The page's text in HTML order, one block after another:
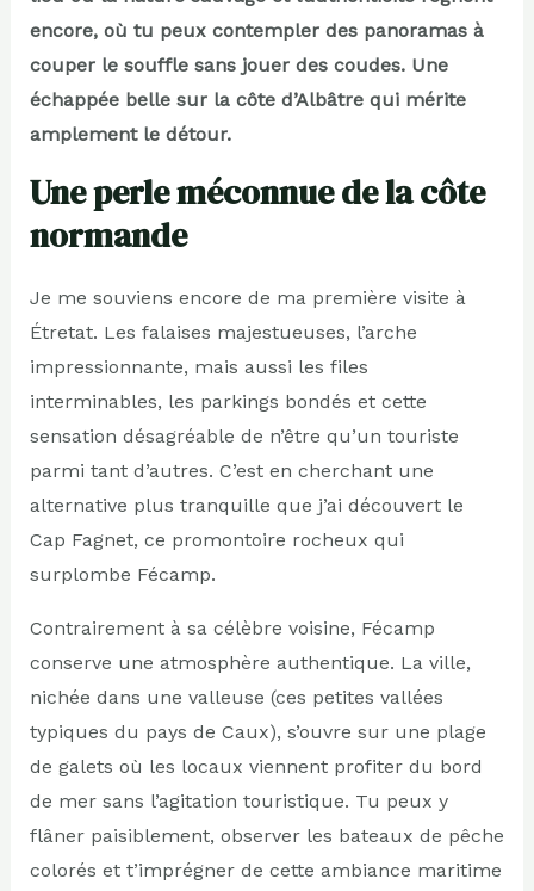
encore, où tu peux contempler des panoramas à
couper le souffle sans jouer des coudes. Une
échappée belle sur la côte d’Albâtre qui mérite
amplement le détour.
Une perle méconnue de la côte
normande
Je me souviens encore de ma première visite à
Étretat. Les falaises majestueuses, l’arche
impressionnante, mais aussi les files
interminables, les parkings bondés et cette
sensation désagréable de n’être qu’un touriste
parmi tant d’autres. C’est en cherchant une
alternative plus tranquille que j’ai découvert le
Cap Fagnet, ce promontoire rocheux qui
surplombe Fécamp.
Contrairement à sa célèbre voisine, Fécamp
conserve une atmosphère authentique. La ville,
nichée dans une valleuse (ces petites vallées
typiques du pays de Caux), s’ouvre sur une plage
de galets où les locaux viennent profiter du bord
de mer sans l’agitation touristique. Tu peux y
flâner paisiblement, observer les bateaux de pêche
colorés et t’imprégner de cette ambiance maritime